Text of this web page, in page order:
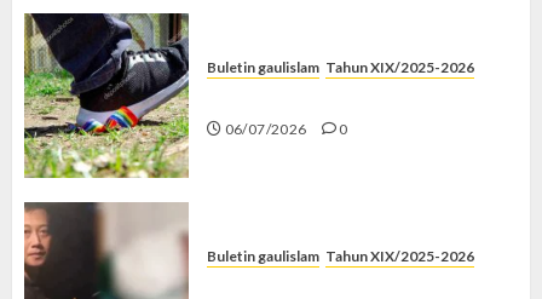
Buletin gaulislam Tahun XIX/2025-2026
06/07/2026 0
Buletin gaulislam Tahun XIX/2025-2026